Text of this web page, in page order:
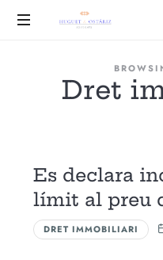
Huguet
Ostáriz
Dret
Es declara
límit al preu
DRET IMMOBILIARI